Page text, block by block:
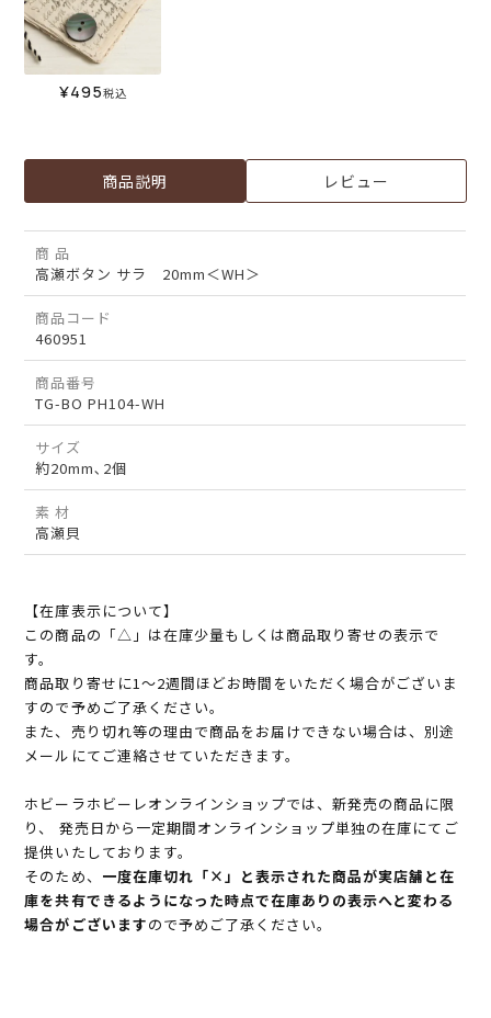
¥495税込
商品説明 レビュー
商 品
高瀬ボタン サラ 20mm＜WH＞
商品コード
460951
商品番号
TG-BO PH104-WH
サイズ
約20mm､2個
素 材
高瀬貝
【在庫表示について】
この商品の「△」は在庫少量もしくは商品取り寄せの表示で
す。
商品取り寄せに1～2週間ほどお時間をいただく場合がございま
すので予めご了承ください。
また、売り切れ等の理由で商品をお届けできない場合は、別途
メールにてご連絡させていただきます。
ホビーラホビーレオンラインショップでは、新発売の商品に限
り、 発売日から一定期間オンラインショップ単独の在庫にてご
提供いたしております。
そのため、 一度在庫切れ「×」と表示された商品が実店舗と在
庫を共有できるようになった時点で在庫ありの表示へと変わる
場合がございますので予めご了承ください。